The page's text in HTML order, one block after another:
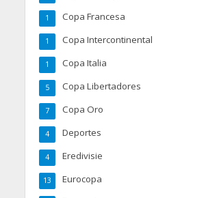
Copa Francesa
1
Copa Intercontinental
1
Copa Italia
1
Copa Libertadores
5
Copa Oro
7
Deportes
4
Eredivisie
4
Eurocopa
13